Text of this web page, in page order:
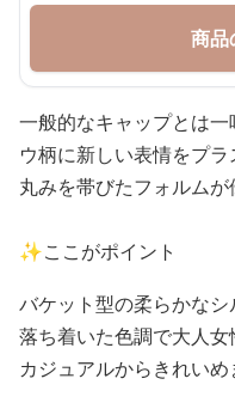
商品
一般的なキャップとは
ウ柄に新しい表情をプラ
丸みを帯びたフォルムが
✨ここがポイント
バケット型の柔らかな
落ち着いた色調で大人女
カジュアルからきれい